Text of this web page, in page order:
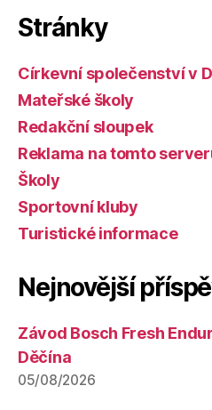
Stránky
Církevní společenství v
Mateřské školy
Redakční sloupek
Reklama na tomto
Školy
Sportovní kluby
Turistické informace
Nejnovější
Závod Bosch Fresh
Děčína
05/08/2026